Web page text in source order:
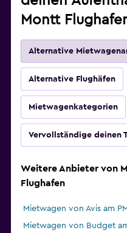
Montt
Alternative
Alternative Flughäfen
Mietwagenkategorien
Vervollständige deinen
Weitere Anbieter von
Flughafen
Mietwagen von Avis am
Mietwagen von Budget